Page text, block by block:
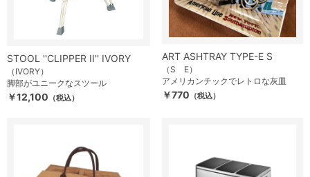
STOOL ''CLIPPER II'' IVORY
（IVORY）
脚部がユニークなスツール
￥12,100 （税込）
ART ASHTRAY TYPE-E S
（S E）
アメリカンチックでレトロな灰皿
￥770 （税込）